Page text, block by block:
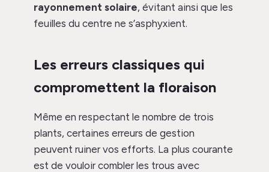
rayonnement solaire, évitant ainsi que les
feuilles du centre ne s’asphyxient.
Les erreurs classiques qui
compromettent la floraison
Même en respectant le nombre de trois
plants, certaines erreurs de gestion
peuvent ruiner vos efforts. La plus courante
est de vouloir combler les trous avec